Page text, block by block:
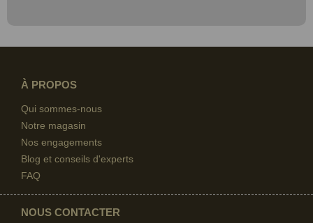
À PROPOS
Qui sommes-nous
Notre magasin
Nos engagements
Blog et conseils d'experts
FAQ
NOUS CONTACTER